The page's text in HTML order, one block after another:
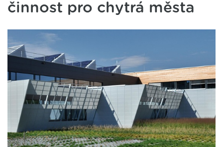
činnost pro chytrá města